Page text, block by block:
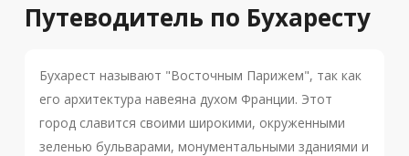
Путеводитель по Бухаресту
Бухарест называют "Восточным Парижем", так как
его архитектура навеяна духом Франции. Этот
город славится своими широкими, окруженными
зеленью бульварами, монументальными зданиями и